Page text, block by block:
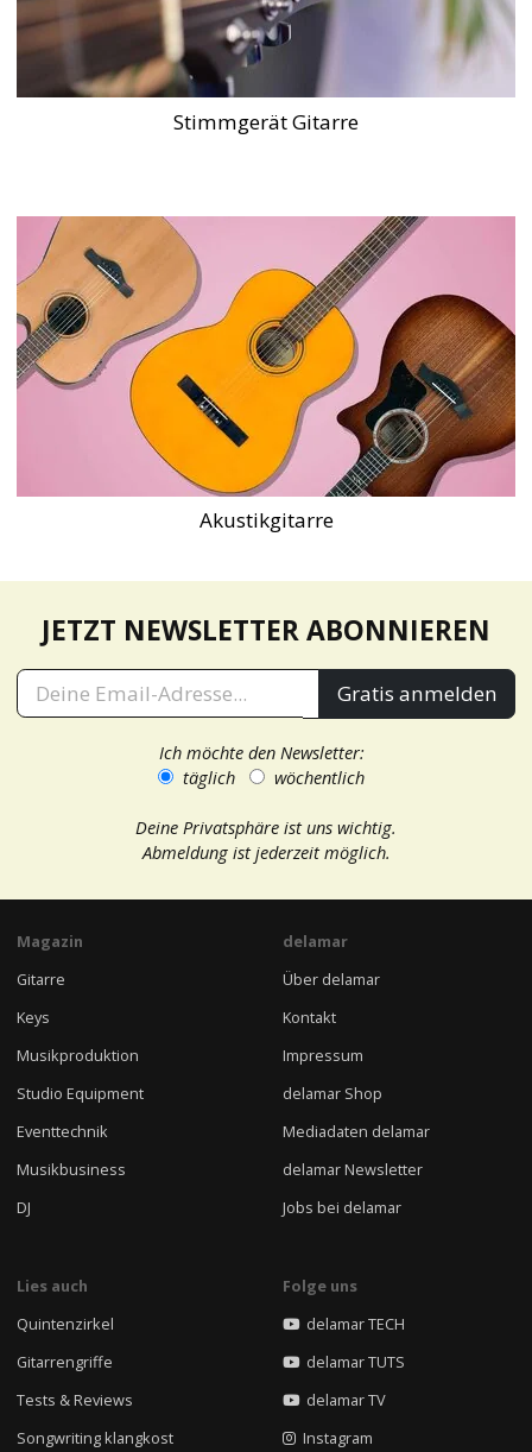
Stimmgerät Gitarre
Akustikgitarre
JETZT NEWSLETTER ABONNIEREN
Gratis anmelden
Ich möchte den Newsletter:
täglich
wöchentlich
Deine Privatsphäre ist uns wichtig.
Abmeldung ist jederzeit möglich.
Magazin
Gitarre
Keys
Musikproduktion
Studio Equipment
Eventtechnik
Musikbusiness
DJ
delamar
Über delamar
Kontakt
Impressum
delamar Shop
Mediadaten delamar
delamar Newsletter
Jobs bei delamar
Lies auch
Quintenzirkel
Gitarrengriffe
Tests & Reviews
Songwriting klangkost
Folge uns
delamar TECH
delamar TUTS
delamar TV
Instagram